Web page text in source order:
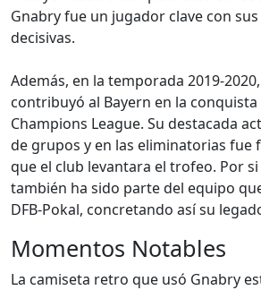
Gnabry fue un jugador clave con
decisivas.
Además, en la temporada 2019-
contribuyó al Bayern en la conquista
Champions League. Su destacada
de grupos y en las eliminatorias fue
que el club levantara el trofeo. Por
también ha sido parte del equipo
DFB-Pokal, concretando así su
Momentos Notables
La camiseta retro que usó Gnabry